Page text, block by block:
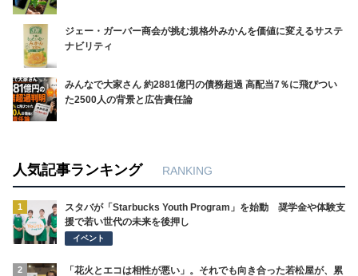
ジェー・ガーバー商会が挑む規格外みかんを価値に変えるサステ
ナビリティ
みんなで大家さん 約2881億円の債務超過 高配当7％に飛びつい
た2500人の背景と広告責任論
人気記事ランキング RANKING
1
スタバが「Starbucks Youth Program」を始動 奨学金や体験支
援で若い世代の未来を後押し
イベント
2
「花火とエコは相性が悪い」。それでも向き合った若松屋が、累